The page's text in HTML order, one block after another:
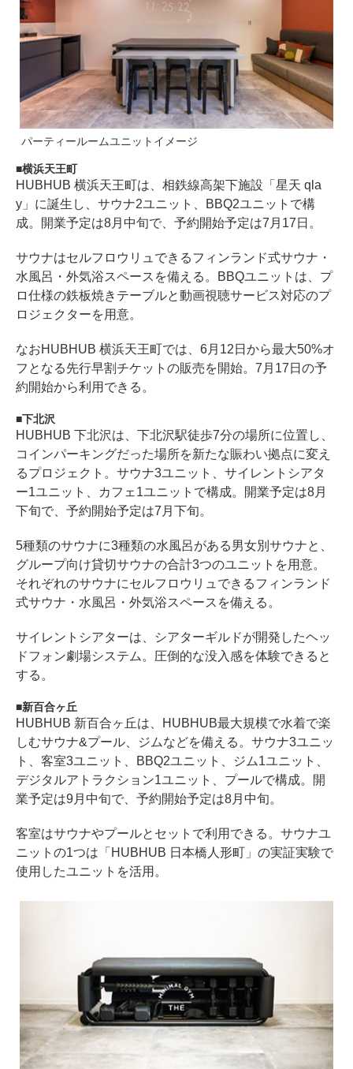
パーティールームユニットイメージ
横浜天王町
HUBHUB 横浜天王町は、相鉄線高架下施設「星天 qla
y」に誕生し、サウナ2ユニット、BBQ2ユニットで構
成。開業予定は8月中旬で、予約開始予定は7月17日。
サウナはセルフロウリュできるフィンランド式サウナ・
水風呂・外気浴スペースを備える。BBQユニットは、プ
ロ仕様の鉄板焼きテーブルと動画視聴サービス対応のプ
ロジェクターを用意。
なおHUBHUB 横浜天王町では、6月12日から最大50%オ
フとなる先行早割チケットの販売を開始。7月17日の予
約開始から利用できる。
下北沢
HUBHUB 下北沢は、下北沢駅徒歩7分の場所に位置し、
コインパーキングだった場所を新たな賑わい拠点に変え
るプロジェクト。サウナ3ユニット、サイレントシアタ
ー1ユニット、カフェ1ユニットで構成。開業予定は8月
下旬で、予約開始予定は7月下旬。
5種類のサウナに3種類の水風呂がある男女別サウナと、
グループ向け貸切サウナの合計3つのユニットを用意。
それぞれのサウナにセルフロウリュできるフィンランド
式サウナ・水風呂・外気浴スペースを備える。
サイレントシアターは、シアターギルドが開発したヘッ
ドフォン劇場システム。圧倒的な没入感を体験できると
する。
新百合ヶ丘
HUBHUB 新百合ヶ丘は、HUBHUB最大規模で水着で楽
しむサウナ&プール、ジムなどを備える。サウナ3ユニッ
ト、客室3ユニット、BBQ2ユニット、ジム1ユニット、
デジタルアトラクション1ユニット、プールで構成。開
業予定は9月中旬で、予約開始予定は8月中旬。
客室はサウナやプールとセットで利用できる。サウナユ
ニットの1つは「HUBHUB 日本橋人形町」の実証実験で
使用したユニットを活用。